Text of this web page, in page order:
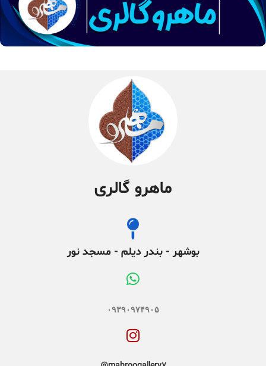
ماهرو گالری
بوشهر - بندر دیلم - مسجد نور
۰۹۳۹۰۹۷۴۹۰۵